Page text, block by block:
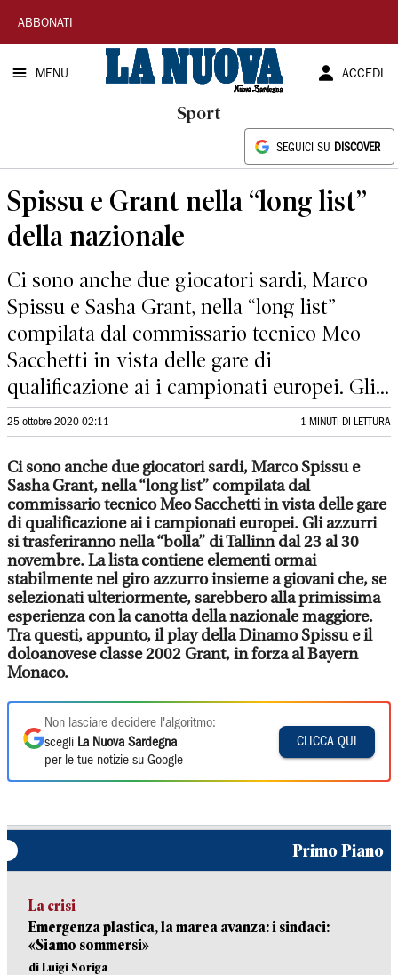
La
Nuova
Sardegna
ABBONATI
MENU ACCEDI
Sport
SEGUICI SU DISCOVER
Spissu e Grant nella “long list”
della nazionale
Ci sono anche due giocatori sardi, Marco
Spissu e Sasha Grant, nella “long list”
compilata dal commissario tecnico Meo
Sacchetti in vista delle gare di
qualificazione ai i campionati europei. Gli...
25 ottobre 2020 02:11 1 MINUTI DI LETTURA
Ci sono anche due giocatori sardi, Marco Spissu e
Sasha Grant, nella “long list” compilata dal
commissario tecnico Meo Sacchetti in vista delle gare
di qualificazione ai i campionati europei. Gli azzurri
si trasferiranno nella “bolla” di Tallinn dal 23 al 30
novembre. La lista contiene elementi ormai
stabilmente nel giro azzurro insieme a giovani che, se
selezionati ulteriormente, sarebbero alla primissima
esperienza con la canotta della nazionale maggiore.
Tra questi, appunto, il play della Dinamo Spissu e il
doloanovese classe 2002 Grant, in forza al Bayern
Monaco.
Non lasciare decidere l'algoritmo:
scegli La Nuova Sardegna
per le tue notizie su Google
CLICCA QUI
Primo Piano
La crisi
Emergenza plastica, la marea avanza: i sindaci:
«Siamo sommersi»
di Luigi Soriga